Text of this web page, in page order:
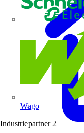
Wago
Industriepartner 2